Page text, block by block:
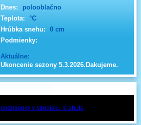
Dnes:
polooblačno
Teplota:
°C
Hrúbka snehu:
0 cm
Podmienky:
Aktuálne:
Ukoncenie sezony 5.3.2026.Dakujeme.
v stredisku Krahule